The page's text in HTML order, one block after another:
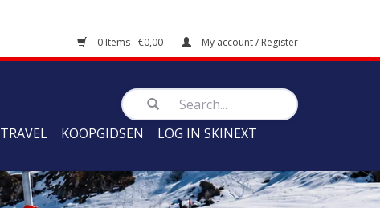
0 Items - €0,00 My account / Register
TRAVEL KOOPGIDSEN LOG IN SKINEXT